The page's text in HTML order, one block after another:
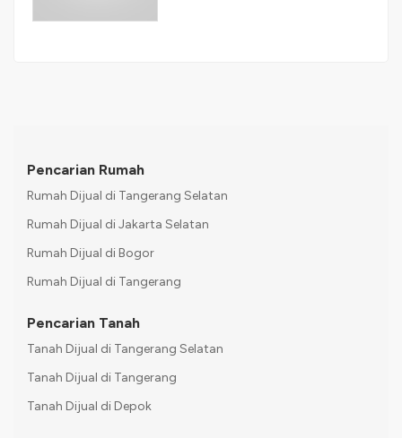
Pencarian Rumah
Rumah Dijual di Tangerang Selatan
Rumah Dijual di Jakarta Selatan
Rumah Dijual di Bogor
Rumah Dijual di Tangerang
Pencarian Tanah
Tanah Dijual di Tangerang Selatan
Tanah Dijual di Tangerang
Tanah Dijual di Depok